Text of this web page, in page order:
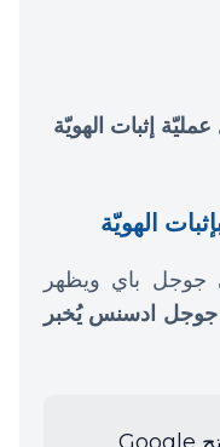
عمليّة إثبات الهويّة
جوجل باي ويظهر
جوجل ادسنس يُخبر